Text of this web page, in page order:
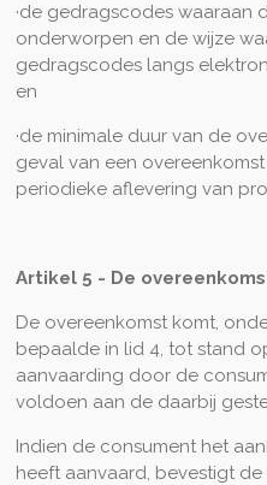
·de gedragscodes waaraan
onderworpen en de wijze
gedragscodes langs
en
·de minimale duur van de
geval van een
periodieke aflevering van
Artikel 5 - De
De overeenkomst komt,
bepaalde in lid 4, tot stand
aanvaarding door de
voldoen aan de daarbij
Indien de consument het
heeft aanvaard, bevestigt